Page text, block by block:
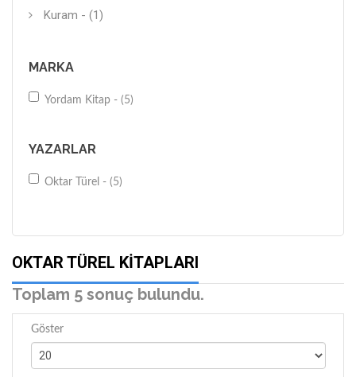
Kuram - (1)
MARKA
Yordam Kitap - (5)
YAZARLAR
Oktar Türel - (5)
OKTAR TÜREL KITAPLARI
Toplam 5 sonuç bulundu.
Göster